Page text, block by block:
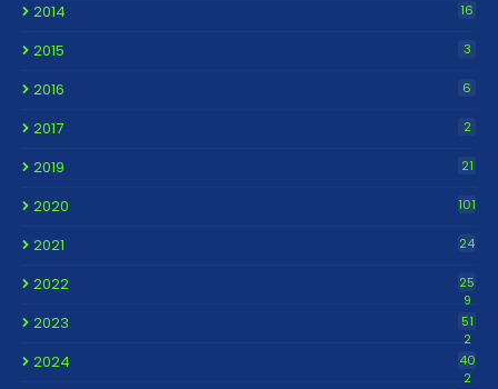
2014 16
2015 3
2016 6
2017 2
2019 21
2020 101
2021 24
2022
25
9
2023
51
2
2024
40
2